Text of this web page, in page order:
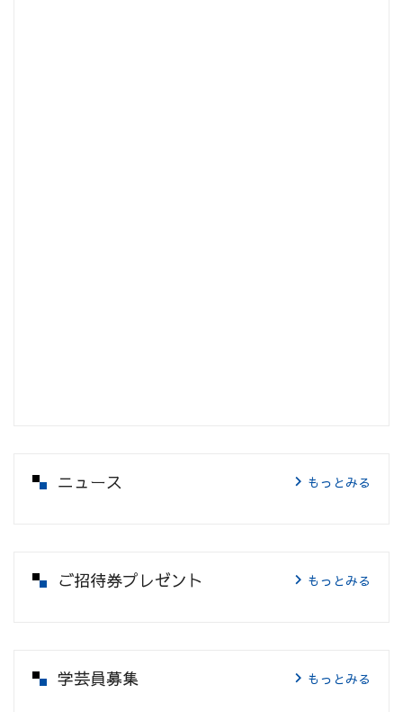
ニュース もっとみる
ご招待券プレゼント もっとみる
学芸員募集 もっとみる